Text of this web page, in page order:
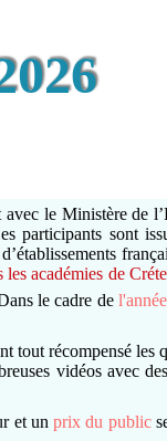
le Ministère de
participants sont
académies de
le cadre de
tout récompensé les
vidéos avec
et unprix du public